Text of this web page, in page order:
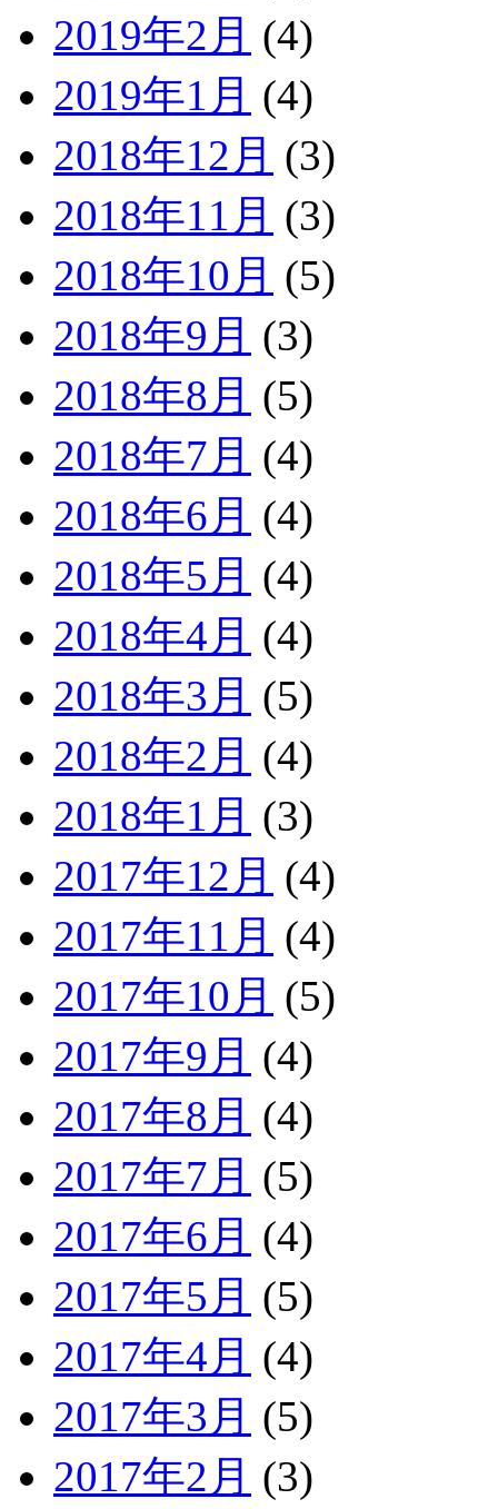
2019年2月 (4)
2019年1月 (4)
2018年12月 (3)
2018年11月 (3)
2018年10月 (5)
2018年9月 (3)
2018年8月 (5)
2018年7月 (4)
2018年6月 (4)
2018年5月 (4)
2018年4月 (4)
2018年3月 (5)
2018年2月 (4)
2018年1月 (3)
2017年12月 (4)
2017年11月 (4)
2017年10月 (5)
2017年9月 (4)
2017年8月 (4)
2017年7月 (5)
2017年6月 (4)
2017年5月 (5)
2017年4月 (4)
2017年3月 (5)
2017年2月 (3)